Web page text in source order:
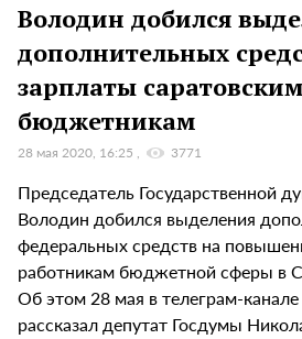
Володин добился
дополнительных
зарплаты саратовским
бюджетникам
28 мая 2020, 16:25 3771
Председатель Государственной
Володин добился выделения
федеральных средств на
работникам бюджетной сферы в
Об этом 28 мая в телеграм-канале
рассказал депутат Госдумы